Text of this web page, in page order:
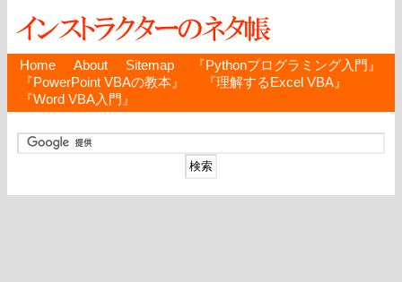
Home About Sitemap
『Pythonプログラミング入門』
『PowerPoint VBAの教本』
『理解するExcel VBA』
『Word VBA入門』